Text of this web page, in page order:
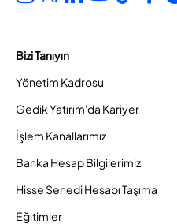
Bizi Tanıyın
Yönetim Kadrosu
Gedik Yatırım'da Kariyer
İşlem Kanallarımız
Banka Hesap Bilgilerimiz
Hisse Senedi Hesabı Taşıma
Eğitimler